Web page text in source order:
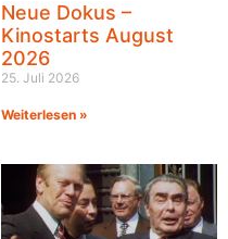
Neue Dokus –
Kinostarts August
2026
25. Juli 2026
Weiterlesen »